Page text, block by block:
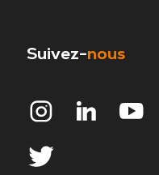
Suivez-nous